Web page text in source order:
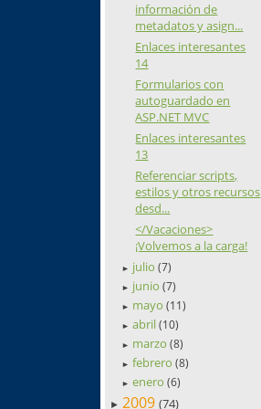
información de
metadatos y asign...
Enlaces interesantes
14
Formularios con
autoguardado en
ASP.NET MVC
Enlaces interesantes
13
Referenciar scripts,
estilos y otros recursos
desd...
</Vacaciones>
¡Volvemos a la carga!
► julio(7)
► junio(7)
► mayo(11)
► abril(10)
► marzo(8)
► febrero(8)
► enero(6)
► 2009 (74)